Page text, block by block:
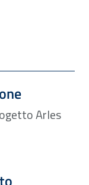
315.12 kB
Arles
573.07 kB